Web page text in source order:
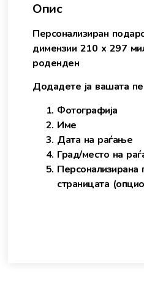
Опис
Персонализиран
димензии 210 x 297
роденден
Додадете ја вашата
Фотографија
Име
Дата на раѓање
Град/место на
Персонализирана
страницата